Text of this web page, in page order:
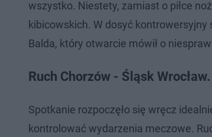
wszystko. Niestety, zamiast o piłce
kibicowskich. W dosyć
Balda, który otwarcie mówił o
Ruch Chorzów - Śląsk
Spotkanie rozpoczęło się wręcz
kontrolować wydarzenia meczowe.